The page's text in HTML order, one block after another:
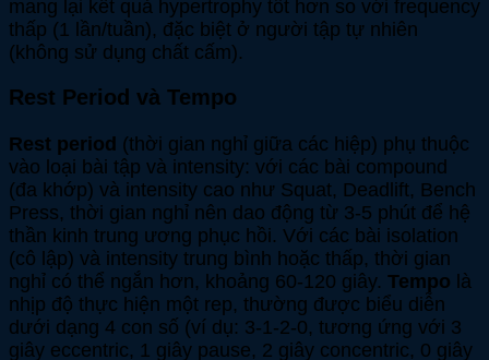
mang lại kết quả hypertrophy tốt hơn so với frequency
thấp (1 lần/tuần), đặc biệt ở người tập tự nhiên
(không sử dụng chất cấm).
Rest Period và Tempo
Rest period (thời gian nghỉ giữa các hiệp) phụ thuộc
vào loại bài tập và intensity: với các bài compound
(đa khớp) và intensity cao như Squat, Deadlift, Bench
Press, thời gian nghỉ nên dao động từ 3-5 phút để hệ
thần kinh trung ương phục hồi. Với các bài isolation
(cô lập) và intensity trung bình hoặc thấp, thời gian
nghỉ có thể ngắn hơn, khoảng 60-120 giây. Tempo là
nhịp độ thực hiện một rep, thường được biểu diễn
dưới dạng 4 con số (ví dụ: 3-1-2-0, tương ứng với 3
giây eccentric, 1 giây pause, 2 giây concentric, 0 giây